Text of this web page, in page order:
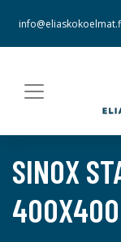
SINOX
400X400